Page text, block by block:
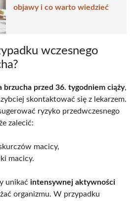
objawy i co warto wiedzieć
wczesnego
brzucha przed 36. tygodniem ciąży,
skontaktować się z lekarzem.
ryzyko przedwczesnego
zalecić:
macicy,
macicy.
unikać intensywnej aktywności
organizmu. W przypadku